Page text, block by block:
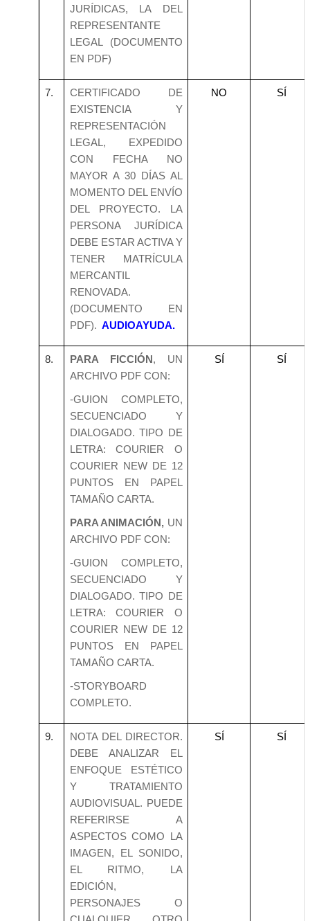
JURÍDICAS, LA DEL
REPRESENTANTE
LEGAL (DOCUMENTO
EN PDF)
7.
CERTIFICADO DE
EXISTENCIA Y
REPRESENTACIÓN
LEGAL, EXPEDIDO
CON FECHA NO
MAYOR A 30 DÍAS AL
MOMENTO DEL ENVÍO
DEL PROYECTO. LA
PERSONA JURÍDICA
DEBE ESTAR ACTIVA Y
TENER MATRÍCULA
MERCANTIL
RENOVADA.
(DOCUMENTO EN
PDF). AUDIOAYUDA.
NO SÍ
8. PARA FICCIÓN, UN
ARCHIVO PDF CON:
-GUION COMPLETO,
SECUENCIADO Y
DIALOGADO. TIPO DE
LETRA: COURIER O
COURIER NEW DE 12
PUNTOS EN PAPEL
TAMAÑO CARTA.
PARA ANIMACIÓN, UN
ARCHIVO PDF CON:
-GUION COMPLETO,
SECUENCIADO Y
DIALOGADO. TIPO DE
LETRA: COURIER O
COURIER NEW DE 12
PUNTOS EN PAPEL
TAMAÑO CARTA.
-STORYBOARD
COMPLETO.
SÍ SÍ
9.
NOTA DEL DIRECTOR.
DEBE ANALIZAR EL
ENFOQUE ESTÉTICO
Y TRATAMIENTO
AUDIOVISUAL. PUEDE
REFERIRSE A
ASPECTOS COMO LA
IMAGEN, EL SONIDO,
EL RITMO, LA
EDICIÓN,
PERSONAJES O
SÍ SÍ